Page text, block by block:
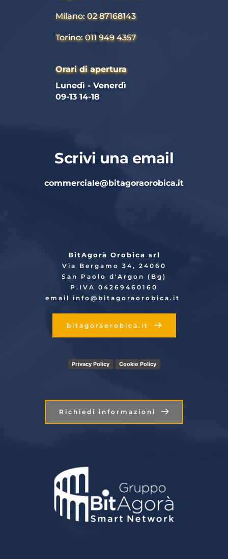
Milano: 02 87168143
Torino: 011 949 4357
Orari di apertura
Lunedì - Venerdì
09-13 14-18
Scrivi una email
commerciale@bitagoraorobica.it
BitAgorà Orobica srl
Via Bergamo 34, 24060
San Paolo d'Argon (Bg)
P.IVA 04269460160
email info @bitagoraorobica.it
bitagoraorobica.it
Privacy Policy Cookie Policy
Richiedi informazioni